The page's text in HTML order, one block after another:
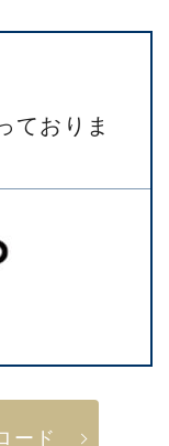
ておりま
ード